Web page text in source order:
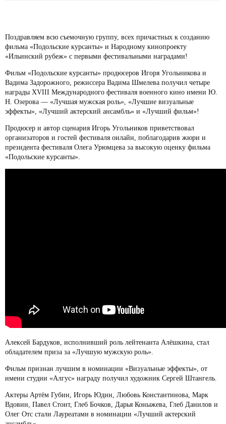
Поздравляем всю съемочную группу, всех причастных к созданию
фильма «Подольские курсанты» и Народному кинопроекту
«Ильинский рубеж» с первыми фестивальными наградами!
Фильм «Подольские курсанты» продюсеров Игоря Угольникова и
Вадима Задорожного, режиссера Вадима Шмелева получил четыре
награды XVIII Международного фестиваля военного кино имени Ю.
Н. Озерова — «Лучшая мужская роль», «Лучшие визуальные
эффекты», «Лучший актерский ансамбль» и «Лучший фильм»!
Продюсер и автор сценария Игорь Угольников приветствовал
организаторов и гостей фестиваля онлайн, поблагодарив жюри и
президента фестиваля Олега Урюмцева за высокую оценку фильма
«Подольские курсанты».
Алексей Бардуков, исполнивший роль лейтенанта Алёшкина, стал
обладателем приза за «Лучшую мужскую роль».
Фильм признан лучшим в номинации «Визуальные эффекты», от
имени студии «Алгус» награду получил художник Сергей Штангель.
Актеры Артём Губин, Игорь Юдин, Любовь Константинова, Марк
Вдовин, Павел Стонт, Глеб Бочков, Дарья Коныжева, Глеб Данилов и
Олег Отс стали Лауреатами в номинации «Лучший актерский